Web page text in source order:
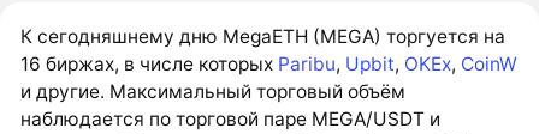
К сегодняшнему дню MegaETH (MEGA) торгуется на
16 биржах, в числе которых Paribu, Upbit, OKEx, CoinW
и другие. Максимальный торговый объём
наблюдается по торговой паре MEGA/USDT и